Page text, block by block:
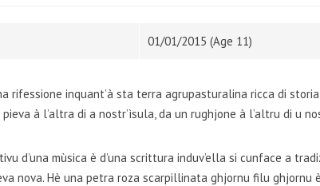
01/01/2015 (Age 11)
rifessione inquant’à sta terra agrupasturalina ricca di
pieva à l’altra di a nostr’ìsula, da un rughjone à l’altru di u
d’una mùsica è d’una scrittura induv’ella si cunface a
nova. Hè una petra roza scarpillinata ghjornu filu ghjornu